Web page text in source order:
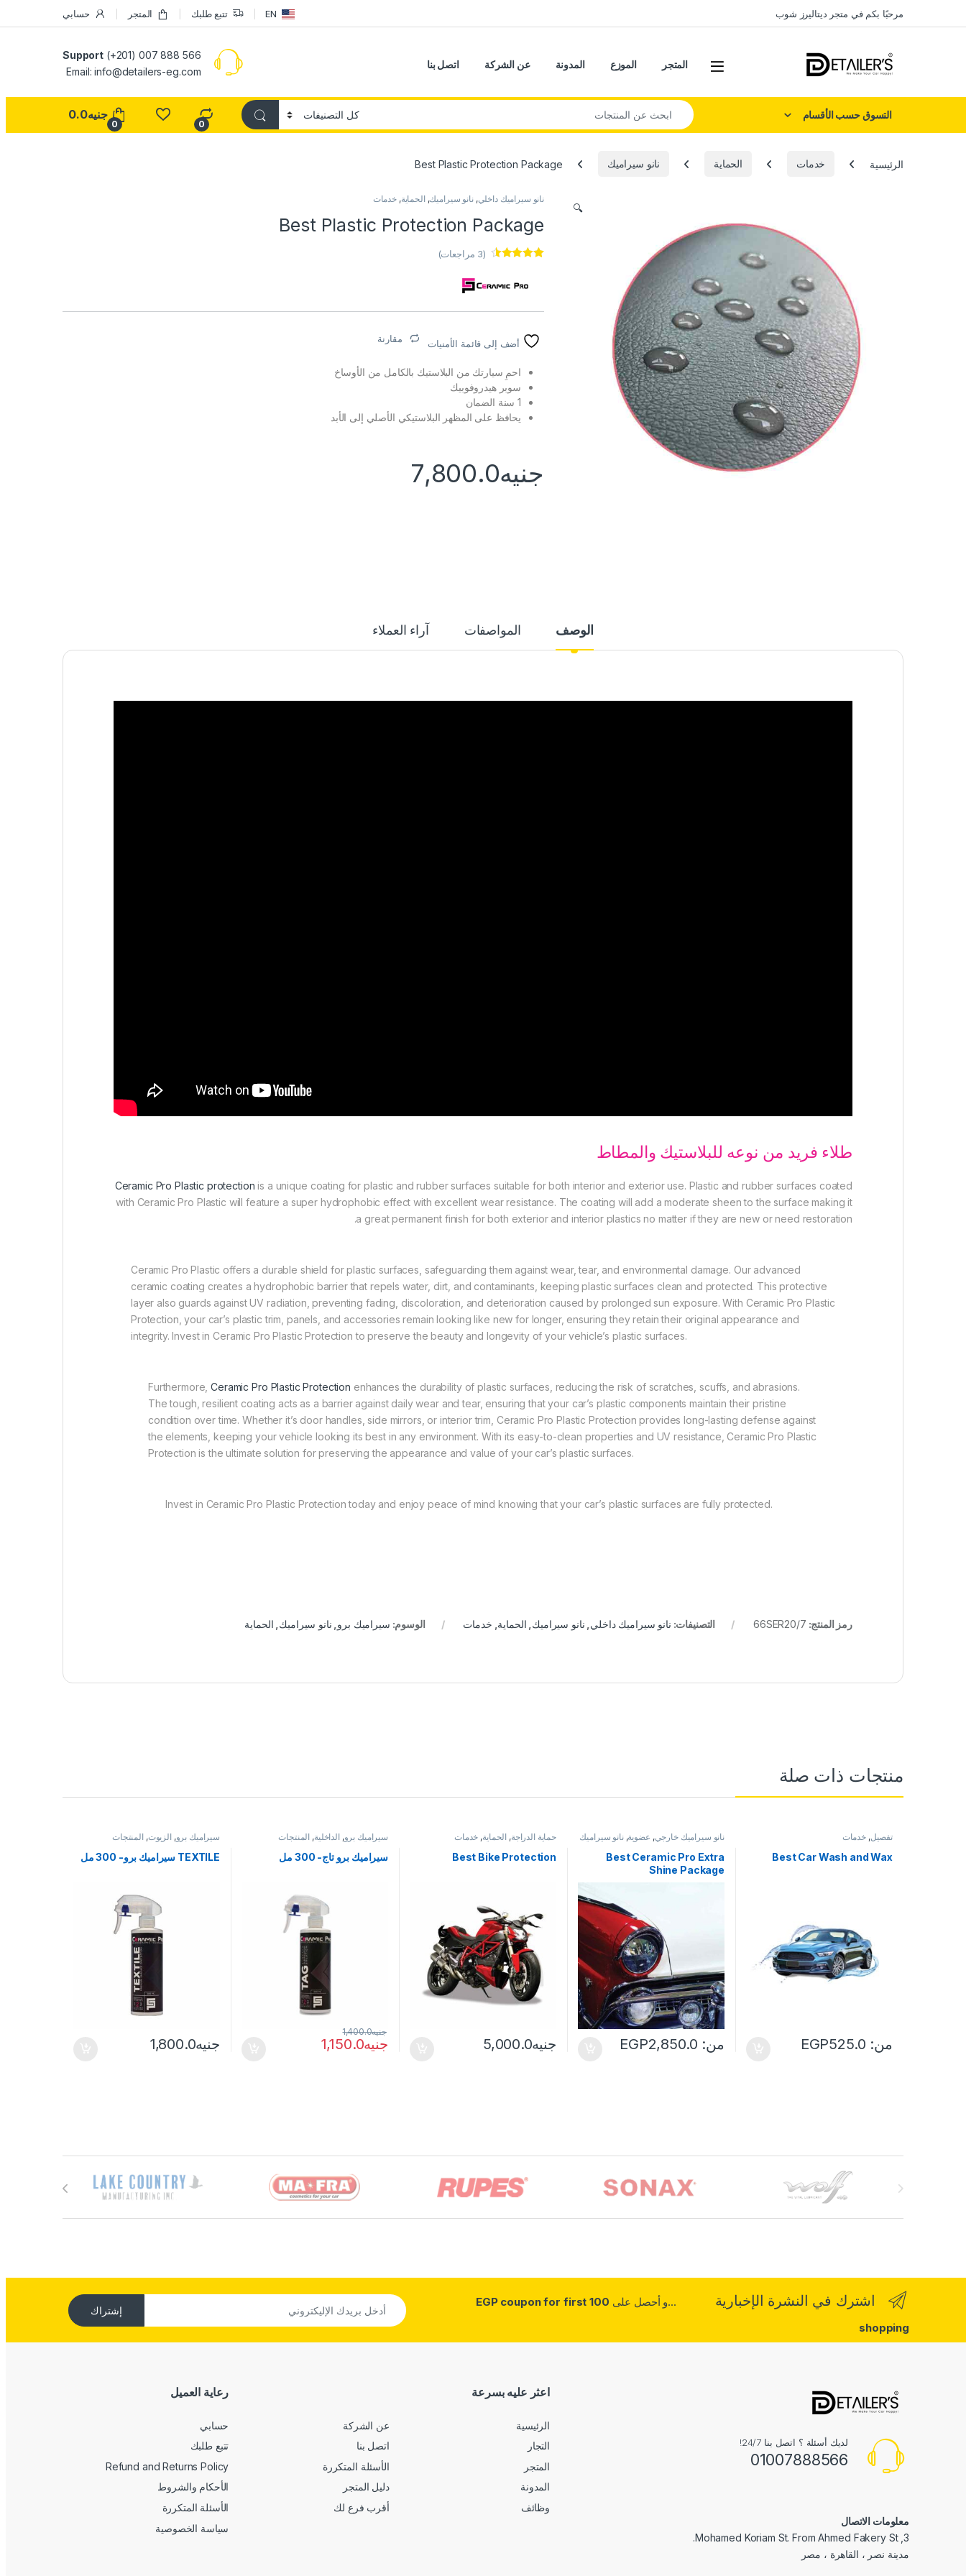
Skip to navigationمرحبًا بكم في متجر ديتاليرز شوب EN تتبع طلبك المتجر حسابي
Open المتجر الموزع المدونة عن الشركة اتصل بنا
Support (+201) 007 888 566
Email:info@detailers-eg.com
التسوق حسب الأقسام
Search for:
0
0
جنيه0.0
الرئيسية خدمات الحماية نانو سيراميك Best Plastic Protection Package
🔍
نانو سيراميك داخلي,نانو سيراميك,الحماية,خدمات
Best Plastic Protection Package
5 بناءً على
(
3 مراجعات)
أضف إلى قائمة الأمنيات مقارنة
احمِ سيارتك من البلاستيك بالكامل من الأوساخ
سوبر هيدروفوبيك
1 سنة الضمان
يحافظ على المظهر البلاستيكي الأصلي إلى الأبد
جنيه7,800.0
الوصف المواصفات آراء العملاء
طلاء فريد من نوعه للبلاستيك والمطاط
Ceramic Pro Plastic protection is a unique coating for plastic and rubber surfaces suitable for both interior and exterior use. Plastic and rubber surfaces coated
with Ceramic Pro Plastic will feature a super hydrophobic effect with excellent wear resistance. The coating will add a moderate sheen to the surface making it
a great permanent finish for both exterior and interior plastics no matter if they are new or need restoration.
Ceramic Pro Plastic offers a durable shield for plastic surfaces, safeguarding them against wear, tear, and environmental damage. Our advanced
ceramic coating creates a hydrophobic barrier that repels water, dirt, and contaminants, keeping plastic surfaces clean and protected. This protective
layer also guards against UV radiation, preventing fading, discoloration, and deterioration caused by prolonged sun exposure. With Ceramic Pro Plastic
Protection, your car’s plastic trim, panels, and accessories remain looking like new for longer, ensuring they retain their original appearance and
integrity. Invest in Ceramic Pro Plastic Protection to preserve the beauty and longevity of your vehicle’s plastic surfaces.
Furthermore,Ceramic Pro Plastic Protection enhances the durability of plastic surfaces, reducing the risk of scratches, scuffs, and abrasions.
The tough, resilient coating acts as a barrier against daily wear and tear, ensuring that your car’s plastic components maintain their pristine
condition over time. Whether it’s door handles, side mirrors, or interior trim, Ceramic Pro Plastic Protection provides long-lasting defense against
the elements, keeping your vehicle looking its best in any environment. With its easy-to-clean properties and UV resistance, Ceramic Pro Plastic
Protection is the ultimate solution for preserving the appearance and value of your car’s plastic surfaces.
Invest in Ceramic Pro Plastic Protection today and enjoy peace of mind knowing that your car’s plastic surfaces are fully protected.
رمز المنتج: 66SER20/7 التصنيفات: نانو سيراميك داخلي نانو سيراميك الحماية خدمات الوسوم: سيراميك برو نانو سيراميك الحماية
منتجات ذات صلة
تفصيل,خدمات
Best Car Wash and Wax
من: EGP525.0
نانو سيراميك خارجي, عضوية,نانو سيراميك
Best Ceramic Pro Extra
Shine Package
من: EGP2,850.0
حماية الدراجة, الحماية, خدمات
Best Bike Protection
جنيه5,000.0
سيراميك برو,الداخلية, المنتجات
سيراميك برو تاج- 300 مل
جنيه1,150.0
جنيه1,400.0
سيراميك برو,الزيوت,المنتجات
TEXTILE سيراميك برو- 300 مل
جنيه1,800.0
Brands Carousel
اشترك في النشرة الإخبارية ...و أحصل على
100 EGP coupon for first
shopping
إشتراك
لديك أسئلة ؟ اتصل بنا 24/7!
01007888566
معلومات الاتصال
3, Mohamed Koriam St. From Ahmed Fakery St.
مدينة نصر ، القاهرة ، مصر
اعثر عليه بسرعة
الرئيسية
التجار
المتجر
المدونة
وظائف
عن الشركة
اتصل بنا
الأسئلة المتكررة
دليل المتجر
أقرب فرع لك
رعاية العميل
حسابي
تتبع طلبك
Refund and Returns Policy
الأحكام والشروط
الأسئلة المتكررة
سياسة الخصوصية